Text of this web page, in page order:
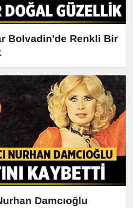
Bolvadin'de Renkli Bir
Damcıoğlu